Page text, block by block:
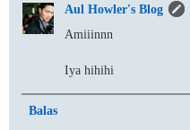
Aul Howler's Blog
Amiiinnn
Iya hihihi
Balas